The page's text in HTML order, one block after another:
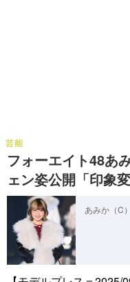
フォーエイト48あ
ェン姿公開「印象
芸能
あみか（C